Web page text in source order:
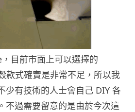
目前市面上可以選擇的
款式確實是非常不足，所以我
少有技術的人士會自己 DIY 各
不過需要留意的是由於今次這